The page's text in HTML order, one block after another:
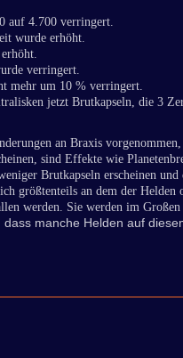
auf 4.700 verringert.
wurde erhöht.
verringert.
mehr um 10 % verringert.
jetzt Brutkapseln, die 3
an Braxis
sind Effekte wie
Brutkapseln erscheinen
größtenteils an dem der
werden. Sie werden im
manche Helden auf